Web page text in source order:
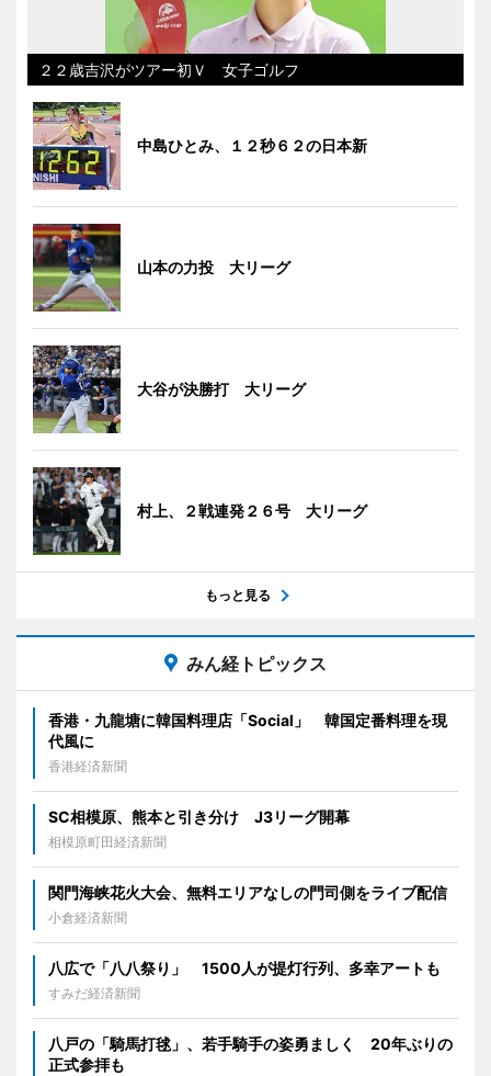
２２歳吉沢がツアー初Ｖ 女子ゴルフ
中島ひとみ、１２秒６２の日本新
山本の力投 大リーグ
大谷が決勝打 大リーグ
村上、２戦連発２６号 大リーグ
もっと見る
みん経トピックス
香港・九龍塘に韓国料理店「Social」 韓国定番料理を現
代風に
香港経済新聞
SC相模原、熊本と引き分け J3リーグ開幕
相模原町田経済新聞
関門海峡花火大会、無料エリアなしの門司側をライブ配信
小倉経済新聞
八広で「八八祭り」 1500人が提灯行列、多幸アートも
すみだ経済新聞
八戸の「騎馬打毬」、若手騎手の姿勇ましく 20年ぶりの
正式参拝も